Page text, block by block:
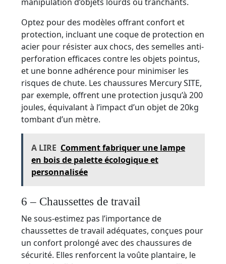
Optez pour des modèles offrant confort et
protection, incluant une coque de protection en
acier pour résister aux chocs, des semelles anti-
perforation efficaces contre les objets pointus,
et une bonne adhérence pour minimiser les
risques de chute. Les chaussures Mercury SITE,
par exemple, offrent une protection jusqu’à 200
joules, équivalant à l’impact d’un objet de 20kg
tombant d’un mètre.
A LIRE Comment fabriquer une lampe
en bois de palette écologique et
personnalisée
6 – Chaussettes de travail
Ne sous-estimez pas l’importance de
chaussettes de travail adéquates, conçues pour
un confort prolongé avec des chaussures de
sécurité. Elles renforcent la voûte plantaire, le